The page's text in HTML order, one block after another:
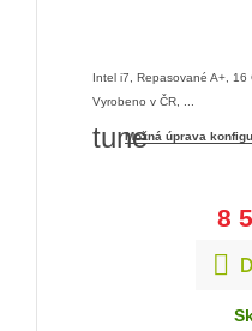
Intel i7, Repasované A+, 16
Vyrobeno v ČR, ...
tuneMožná úprava
8
